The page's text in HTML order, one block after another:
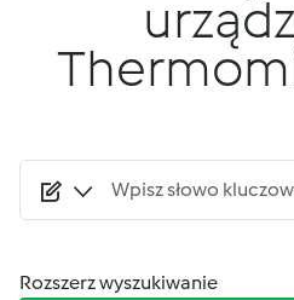
Rozszerz wyszukiwanie